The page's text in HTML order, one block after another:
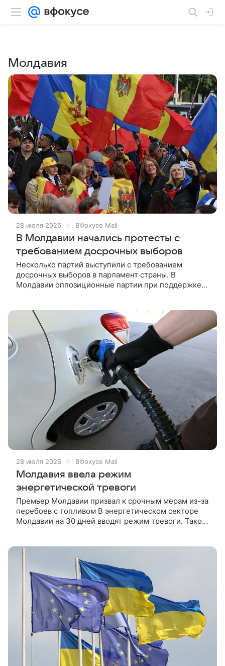
Молдавия
28 июля 2026 ВФокусе Mail
В Молдавии начались протесты с
требованием досрочных выборов
Несколько партий выступили с требованием
досрочных выборов в парламент страны. В
Молдавии оппозиционные партии при поддержке
28 июля 2026 ВФокусе Mail
Молдавия ввела режим
энергетической тревоги
Премьер Молдавии призвал к срочным мерам из-за
перебоев с топливом В энергетическом секторе
Молдавии на 30 дней вводят режим тревоги. Такое